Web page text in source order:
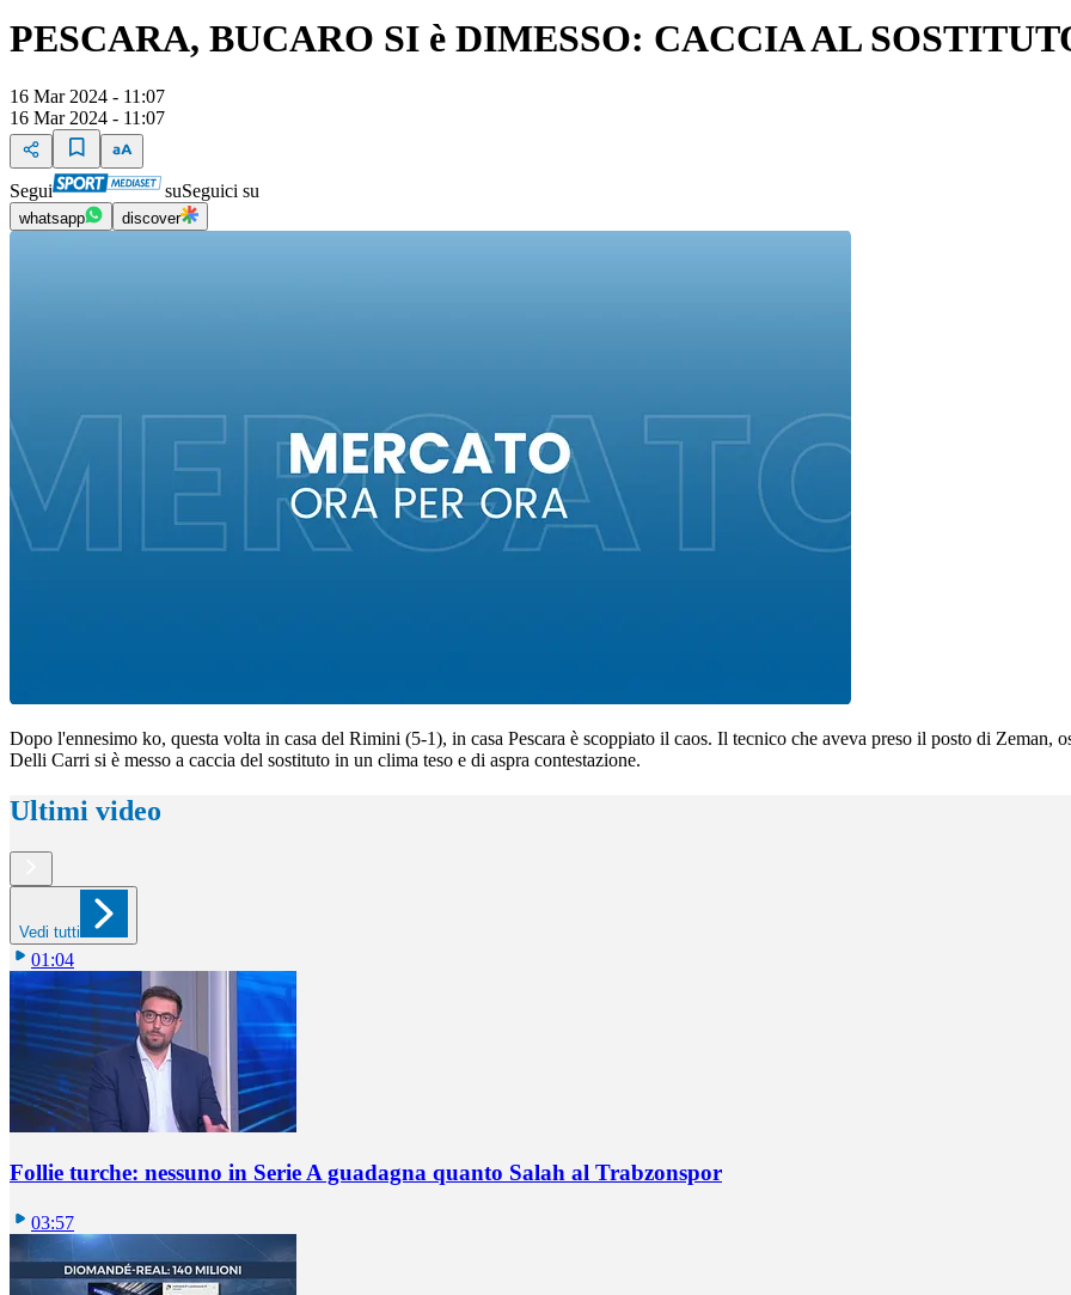
PESCARA, BUCARO SI è DIMESSO: CACCIA AL
16 Mar 2024 - 11:07
16 Mar 2024 - 11:07
Segui suSeguici su
whatsapp discover
Dopo l'ennesimo ko, questa volta in casa del Rimini (5-1), in casa Pescara è scoppiato il caos. Il tecnico che aveva preso il posto di
Delli Carri si è messo a caccia del sostituto in un clima teso e di aspra contestazione.
Ultimi video
Vedi tutti
01:04
Follie turche: nessuno in Serie A guadagna quanto Salah al Trabzonspor
03:57